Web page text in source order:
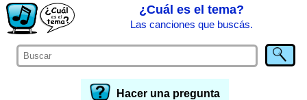
¿Cuál es el tema?
Las canciones que buscás.
Hacer una pregunta